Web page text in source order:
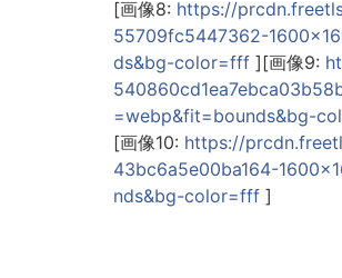
[画像8: https://
55709fc5447362-
ds&bg-color=fff ][画像9:
=webp&fit=bounds&bg-
[画像10: https://
43bc6a5e00ba164-
nds&bg-color=fff ]